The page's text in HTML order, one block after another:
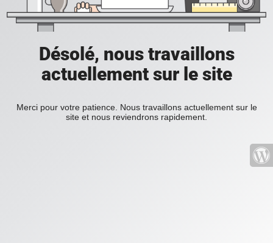
Désolé, nous travaillons
actuellement sur le site
Merci pour votre patience. Nous travaillons actuellement sur le
site et nous reviendrons rapidement.